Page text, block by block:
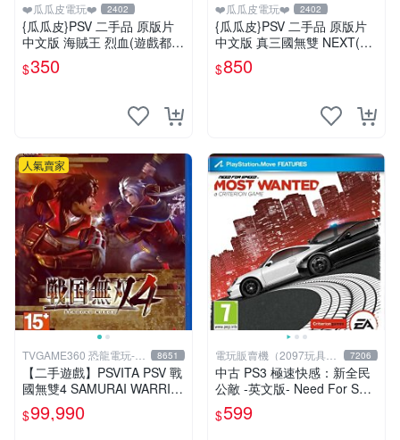
❤️瓜瓜皮電玩❤️ 2402
{瓜瓜皮}PSV 二手品 原版片
中文版 海賊王 烈血(遊戲都有
回收)
$350
❤️瓜瓜皮電玩❤️ 2402
{瓜瓜皮}PSV 二手品 原版片
中文版 真三國無雙 NEXT(遊
戲都有回收)
$850
人氣賣家
TVGAME360 恐龍電玩-台
中店
8651
【二手遊戲】PSVITA PSV 戰
國無雙4 SAMURAI WARRIO
RS 4 中文版【台中恐龍電
玩】
$99,990
電玩販賣機（2097玩具公
仔舖
7206
中古 PS3 極速快感：新全民
公敵 -英文版- Need For Spe
ed Most Wanted
$599